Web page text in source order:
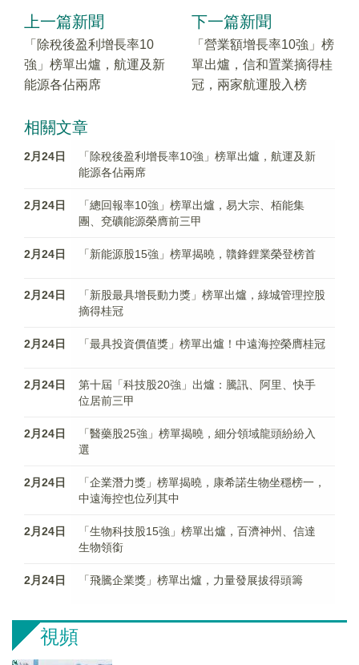
上一篇新聞
「除稅後盈利增長率10
強」榜單出爐，航運及新
能源各佔兩席
下一篇新聞
「營業額增長率10強」榜
單出爐，信和置業摘得桂
冠，兩家航運股入榜
相關文章
2月24日
「除稅後盈利增長率10強」榜單出爐，航運及新
能源各佔兩席
2月24日
「總回報率10強」榜單出爐，易大宗、栢能集
團、兗礦能源榮膺前三甲
2月24日 「新能源股15強」榜單揭曉，贛鋒鋰業榮登榜首
2月24日
「新股最具增長動力獎」榜單出爐，綠城管理控股
摘得桂冠
2月24日 「最具投資價值獎」榜單出爐！中遠海控榮膺桂冠
2月24日
第十屆「科技股20強」出爐：騰訊、阿里、快手
位居前三甲
2月24日
「醫藥股25強」榜單揭曉，細分領域龍頭紛紛入
選
2月24日
「企業潛力獎」榜單揭曉，康希諾生物坐穩榜一，
中遠海控也位列其中
2月24日
「生物科技股15強」榜單出爐，百濟神州、信達
生物領銜
2月24日 「飛騰企業獎」榜單出爐，力量發展拔得頭籌
視頻